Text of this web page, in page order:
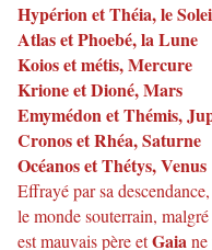
Hypérion et Théia, le
Atlas et Phoebé, la Lune
Koios et métis, Mercure
Krione et Dioné, Mars
Emymédon et Thémis,
Cronos et Rhéa, Saturne
Océanos et Thétys, Venus
Effrayé par sa descendance,
le monde souterrain,
est mauvais père etGaiane